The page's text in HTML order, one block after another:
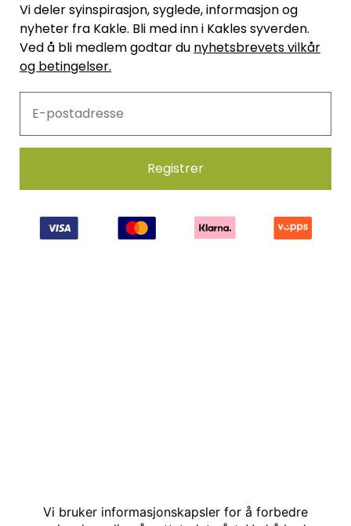
Vi deler syinspirasjon, syglede, informasjon og
nyheter fra Kakle. Bli med inn i Kakles syverden.
Ved å bli medlem godtar du nyhetsbrevets vilkår
og betingelser.